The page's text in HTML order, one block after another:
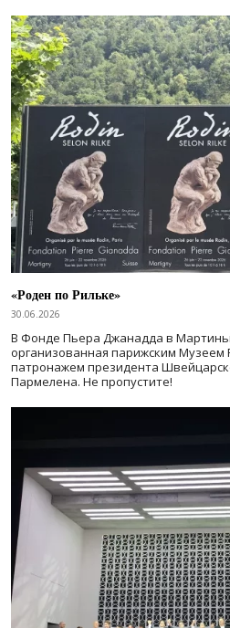
«Роден по Рильке»
30.06.2026
В Фонде Пьера Джанадда в
организованная парижским
патронажем президента
Пармелена. Не пропустите!